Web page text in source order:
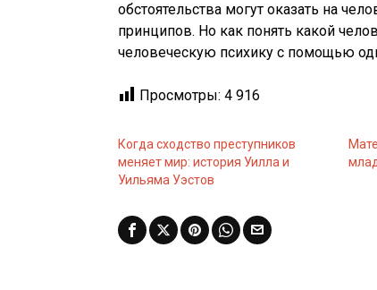
обстоятельства могут оказать на
принципов. Но как понять какой
человеческую психику с помощью
Просмотры: 4 916
Когда сходство преступников
меняет мир: история Уилла и
Уильяма Уэстов